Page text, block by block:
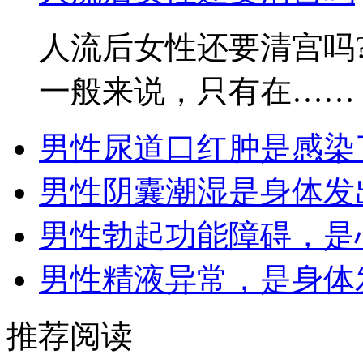
人流后女性还要清宫
一般来说，只有在……
男性尿道口红肿是感
男性阴囊潮湿是身体
男性勃起功能障碍，
男性精液异常，是身
推荐阅读